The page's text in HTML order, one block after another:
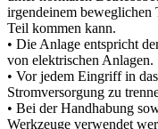
irgendeinem beweglichen
Teil kommen kann.
• Die Anlage entspricht
von elektrischen Anlagen.
• Vor jedem Eingriff in
Stromversorgung zu
• Bei der Handhabung
Werkzeuge verwendet